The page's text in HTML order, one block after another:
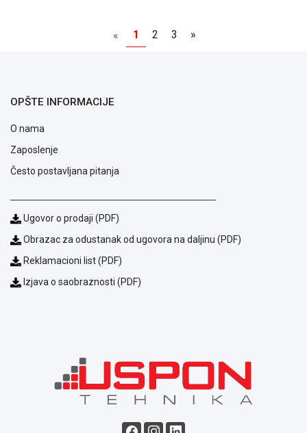
« 1 2 3 »
OPŠTE INFORMACIJE
O nama
Zaposlenje
Često postavljana pitanja
Ugovor o prodaji (PDF)
Obrazac za odustanak od ugovora na daljinu (PDF)
Reklamacioni list (PDF)
Izjava o saobraznosti (PDF)